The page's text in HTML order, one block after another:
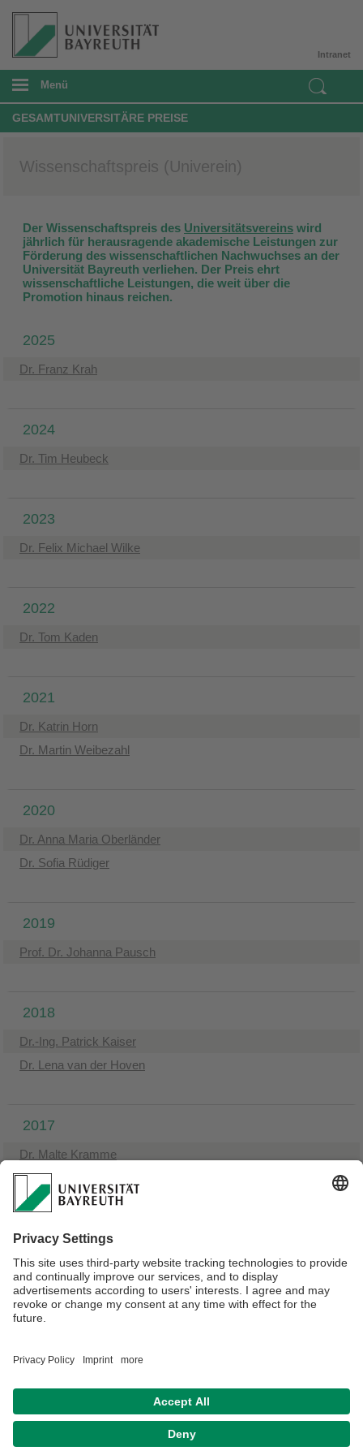
Intranet
Menü
GESAMTUNIVERSITÄRE PREISE
Wissenschaftspreis (Univerein)
Der Wissenschaftspreis des Universitätsvereins wird
jährlich für herausragende akademische Leistungen zur
Förderung des wissenschaftlichen Nachwuchses an der
Universität Bayreuth verliehen. Der Preis ehrt
wissenschaftliche Leistungen, die weit über die
Promotion hinaus reichen.
2025
Dr. Franz Krah
2024
Dr. Tim Heubeck
2023
Dr. Felix Michael Wilke
2022
Dr. Tom Kaden
2021
Dr. Katrin Horn
Dr. Martin Weibezahl
2020
Dr. Anna Maria Oberländer
Dr. Sofia Rüdiger
2019
Prof. Dr. Johanna Pausch
2018
Dr.-Ing. Patrick Kaiser
Dr. Lena van der Hoven
2017
Dr. Malte Kramme
Dr. Helmut Strobl
2016
Dr. Benjamin Gilfedder
Impressum
Barrierefreiheitserklärung